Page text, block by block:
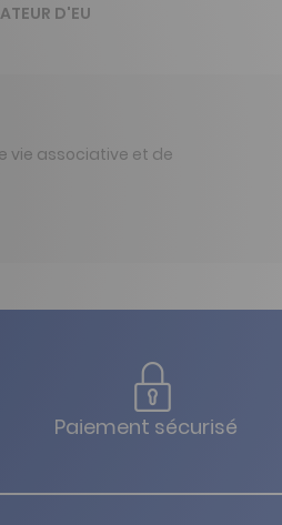
vie associative et de
D'EU
Paiement sécurisé